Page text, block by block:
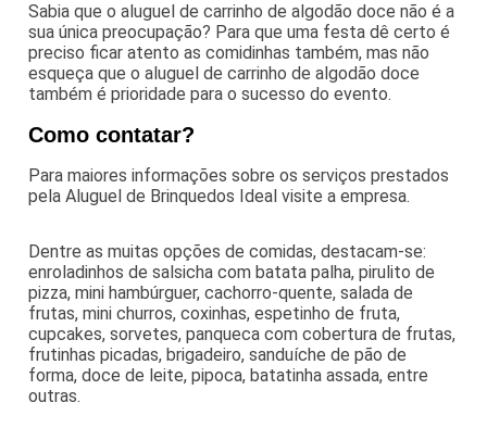
Sabia que o aluguel de carrinho de algodão doce não é a
sua única preocupação? Para que uma festa dê certo é
preciso ficar atento as comidinhas também, mas não
esqueça que o aluguel de carrinho de algodão doce
também é prioridade para o sucesso do evento.
Como contatar?
Para maiores informações sobre os serviços prestados
pela Aluguel de Brinquedos Ideal visite a empresa.
Dentre as muitas opções de comidas, destacam-se:
enroladinhos de salsicha com batata palha, pirulito de
pizza, mini hambúrguer, cachorro-quente, salada de
frutas, mini churros, coxinhas, espetinho de fruta,
cupcakes, sorvetes, panqueca com cobertura de frutas,
frutinhas picadas, brigadeiro, sanduíche de pão de
forma, doce de leite, pipoca, batatinha assada, entre
outras.